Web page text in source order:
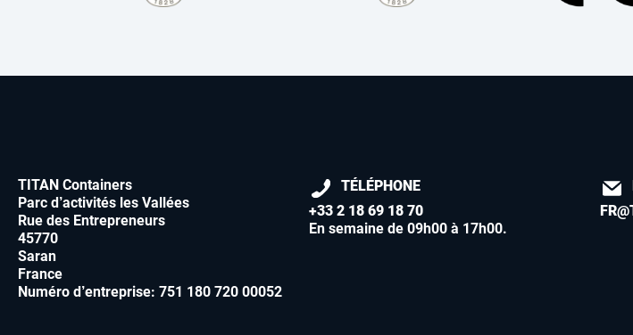
TITAN Containers
Parc d’activités les Vallées
Rue des Entrepreneurs
45770
Saran
France
Numéro d’entreprise: 751 180 720 00052
TÉLÉPHONE
+33 2 18 69 18 70
En semaine de 09h00 à 17h00.